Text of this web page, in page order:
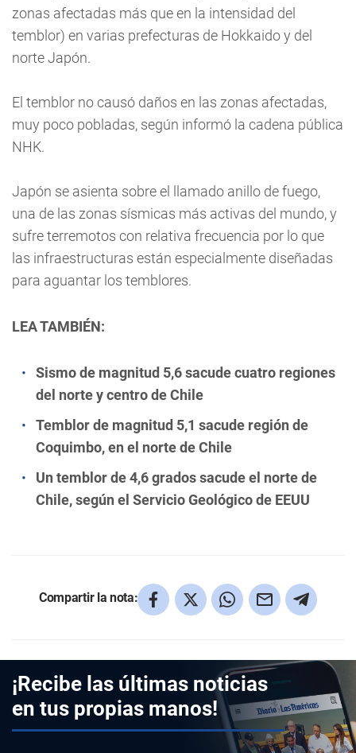
zonas afectadas más que en la intensidad del
temblor) en varias prefecturas de Hokkaido y del
norte Japón.
El temblor no causó daños en las zonas afectadas,
muy poco pobladas, según informó la cadena pública
NHK.
Japón se asienta sobre el llamado anillo de fuego,
una de las zonas sísmicas más activas del mundo, y
sufre terremotos con relativa frecuencia por lo que
las infraestructuras están especialmente diseñadas
para aguantar los temblores.
LEA TAMBIÉN:
Sismo de magnitud 5,6 sacude cuatro regiones
del norte y centro de Chile
Temblor de magnitud 5,1 sacude región de
Coquimbo, en el norte de Chile
Un temblor de 4,6 grados sacude el norte de
Chile, según el Servicio Geológico de EEUU
Compartir la nota:
¡Recibe las últimas noticias
en tus propias manos!